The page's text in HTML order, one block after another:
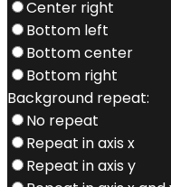
Center right
Bottom left
Bottom center
Bottom right
Background repeat:
No repeat
Repeat in axis x
Repeat in axis y